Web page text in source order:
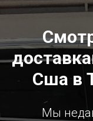
Сша в
Мы